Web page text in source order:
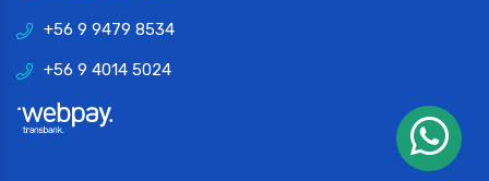
+56 9 9479 8534
+56 9 4014 5024